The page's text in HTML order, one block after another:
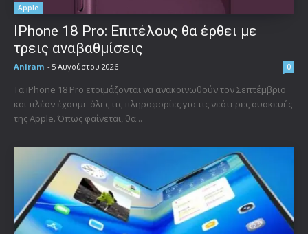
Apple
IPhone 18 Pro: Επιτέλους θα έρθει με
τρεις αναβαθμίσεις
Aniram - 5 Αυγούστου 2026 0
Τα iPhone 18 Pro ετοιμάζονται να ανακοινωθούν τον Σεπτέμβριο
και πλέον έχουμε όλες τις πληροφορίες για τις νεότερες συσκευές
της Apple. Όπως φαίνεται, θα...